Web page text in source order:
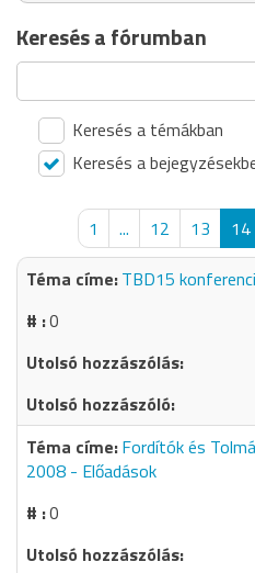
Keresés a fórumban
Keresés a témákban
Keresés a
1 ... 12 13 14
TBD15
0
Fordítók és
2008 - Előadások
0